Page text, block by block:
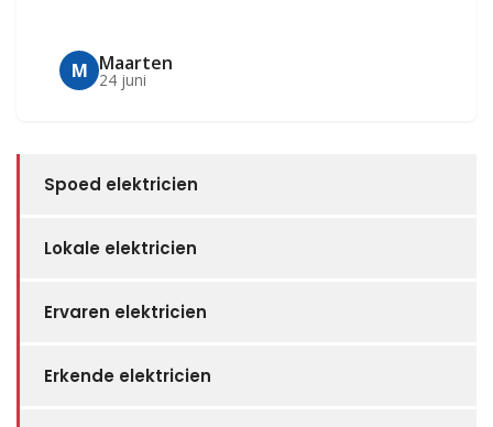
M Maarten
24 juni
Spoed elektricien
Lokale elektricien
Ervaren elektricien
Erkende elektricien